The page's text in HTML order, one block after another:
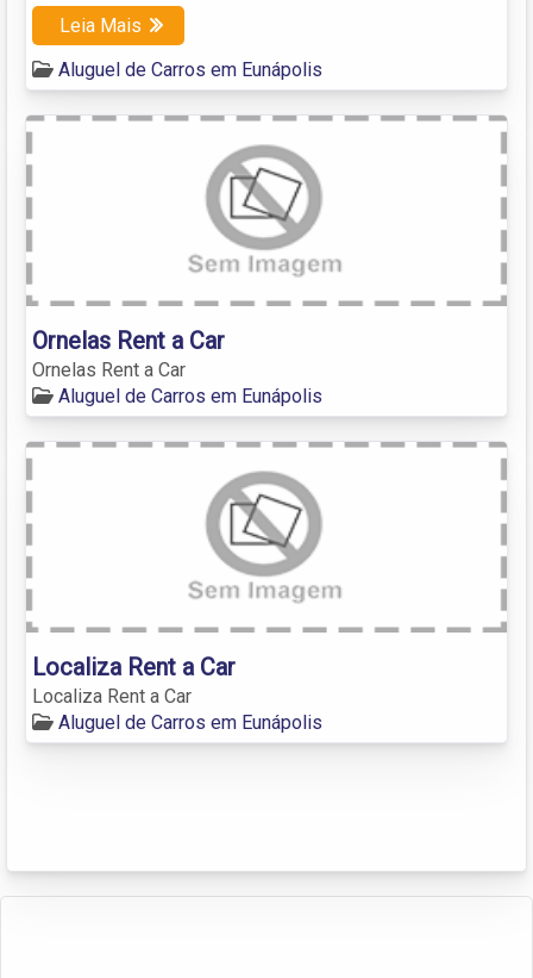
Leia Mais
Aluguel de Carros em Eunápolis
Ornelas Rent a Car
Ornelas Rent a Car
Aluguel de Carros em Eunápolis
Localiza Rent a Car
Localiza Rent a Car
Aluguel de Carros em Eunápolis